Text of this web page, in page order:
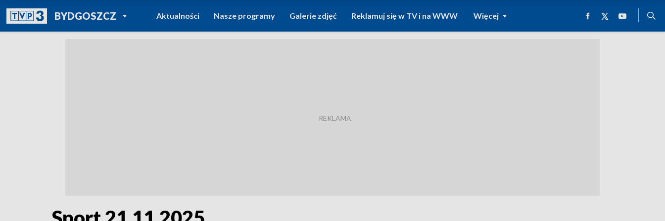
BYDGOSZCZPOWRÓT DO
TVP REGIONY
Aktualności Nasze programy Galerie zdjęć Reklamuj się w TV i na WWW Więcej